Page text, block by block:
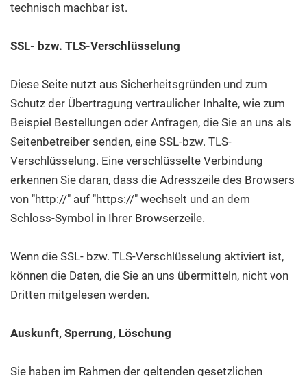
technisch machbar ist.
SSL- bzw. TLS-Verschlüsselung
Diese Seite nutzt aus Sicherheitsgründen und zum
Schutz der Übertragung vertraulicher Inhalte, wie zum
Beispiel Bestellungen oder Anfragen, die Sie an uns als
Seitenbetreiber senden, eine SSL-bzw. TLS-
Verschlüsselung. Eine verschlüsselte Verbindung
erkennen Sie daran, dass die Adresszeile des Browsers
von "http://" auf "https://" wechselt und an dem
Schloss-Symbol in Ihrer Browserzeile.
Wenn die SSL- bzw. TLS-Verschlüsselung aktiviert ist,
können die Daten, die Sie an uns übermitteln, nicht von
Dritten mitgelesen werden.
Auskunft, Sperrung, Löschung
Sie haben im Rahmen der geltenden gesetzlichen